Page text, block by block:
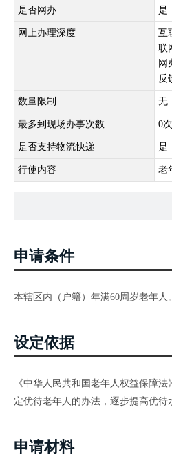
是否网办 是
网上办理深度
互
联
网
反
数量限制 无
最多到现场办事次数 0次
是否支持物流快递 是
行使内容 老
申请条件
本辖区内（户籍）年满60周岁老年人。
设定依据
《中华人民共和国老年人权益保障
定优待老年人的办法，逐步提高优
申请材料